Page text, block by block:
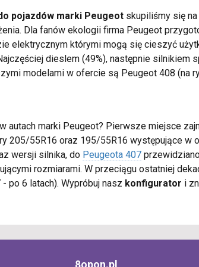
pojazdów marki Peugeot skupiliśmy się
Dla fanów ekologii firma Peugeot
elektrycznym którymi mogą się cieszyć
dieslem (49%), następnie silnikiem
modelami w ofercie są Peugeot 408 (na
autach marki Peugeot? Pierwsze miejsce
205/55R16 oraz 195/55R16 występujące
wersji silnika, do Peugeota 407
rozmiarami. W przeciągu ostatniej
po 6 latach). Wypróbuj nasz konfigurator i
8opon.pl